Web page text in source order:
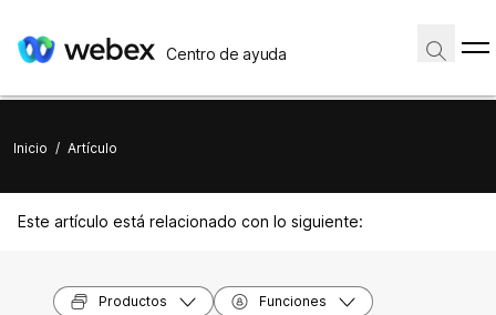
Centro de ayuda
Inicio / Artículo
Este artículo está relacionado con lo siguiente:
Productos Funciones